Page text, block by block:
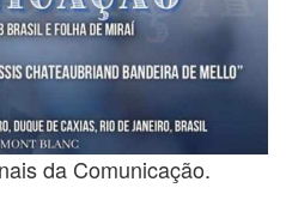
da Comunicação.